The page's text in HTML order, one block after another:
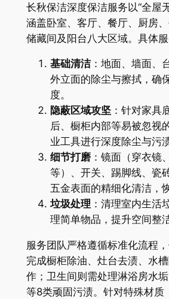
长秋保洁深度保洁服务以“全屋
涵盖卧室、客厅、餐厅、厨房、
储藏间及阳台八大区域。具体服
基础清洁：地面、墙面、
外立面的除尘与擦拭，确
度。
隐蔽区域攻坚：针对家具
后、橱柜内部等易被忽视
业工具进行深度除尘与污
细节打磨：镜面（穿衣镜
等）、开关、踢脚线、瓷
五金表面的精细化清洁，
垃圾处理 ：清理室内生活
理简单物品，提升空间整
服务团队严格遵循标准化流程
完成橱柜除油、灶台去渍、水
作；卫生间则需处理淋浴房水
等8类顽固污渍。针对特殊材质